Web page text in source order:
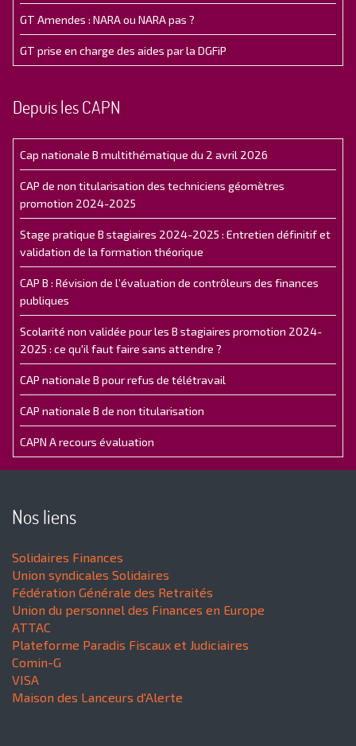
GT Amendes : NARA ou NARA pas ?
GT prise en charge des aides par la DGFiP
Depuis les CAPN
Cap nationale B multithématique du 2 avril 2026
CAP de non titularisation des techniciens géomètres
promotion 2024-2025
Stage pratique B stagiaires 2024-2025 : Entretien définitif et
validation de la formation théorique
CAP B : Révision de l’évaluation de contrôleurs des finances
publiques
Scolarité non validée pour les B stagiaires promotion 2024-
2025 : ce qu'il faut faire sans attendre ?
CAP nationale B pour refus de télétravail
CAP nationale B de non titularisation
CAPN A recours évaluation
Nos liens
Solidaires Finances
Union syndicales Solidaires
Fédération Générale des Retraités
Union du personnel des Finances en Europe
ATTAC
Plateforme Paradis Fiscaux et Judiciaires
Comin-G
VISA
Maison des Lanceurs d'Alerte